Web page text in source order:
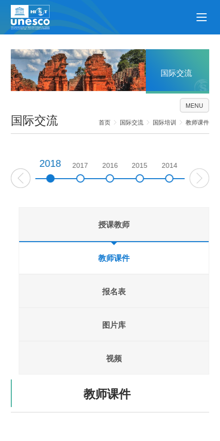
国际交流
国际交流 首页 国际交流 国际培训 教师课件
MENU
2018 2017 2016 2015 2014
授课教师
教师课件
报名表
图片库
视频
教师课件